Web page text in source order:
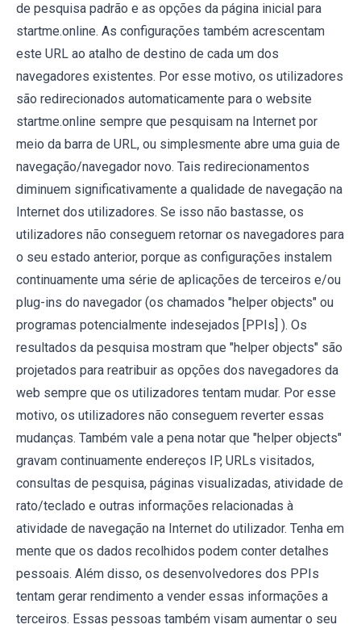
de pesquisa padrão e as opções da página inicial para
startme.online. As configurações também acrescentam
este URL ao atalho de destino de cada um dos
navegadores existentes. Por esse motivo, os utilizadores
são redirecionados automaticamente para o website
startme.online sempre que pesquisam na Internet por
meio da barra de URL, ou simplesmente abre uma guia de
navegação/navegador novo. Tais redirecionamentos
diminuem significativamente a qualidade de navegação na
Internet dos utilizadores. Se isso não bastasse, os
utilizadores não conseguem retornar os navegadores para
o seu estado anterior, porque as configurações instalem
continuamente uma série de aplicações de terceiros e/ou
plug-ins do navegador (os chamados "helper objects" ou
programas potencialmente indesejados [PPIs] ). Os
resultados da pesquisa mostram que "helper objects" são
projetados para reatribuir as opções dos navegadores da
web sempre que os utilizadores tentam mudar. Por esse
motivo, os utilizadores não conseguem reverter essas
mudanças. Também vale a pena notar que "helper objects"
gravam continuamente endereços IP, URLs visitados,
consultas de pesquisa, páginas visualizadas, atividade de
rato/teclado e outras informações relacionadas à
atividade de navegação na Internet do utilizador. Tenha em
mente que os dados recolhidos podem conter detalhes
pessoais. Além disso, os desenvolvedores dos PPIs
tentam gerar rendimento a vender essas informações a
terceiros. Essas pessoas também visam aumentar o seu